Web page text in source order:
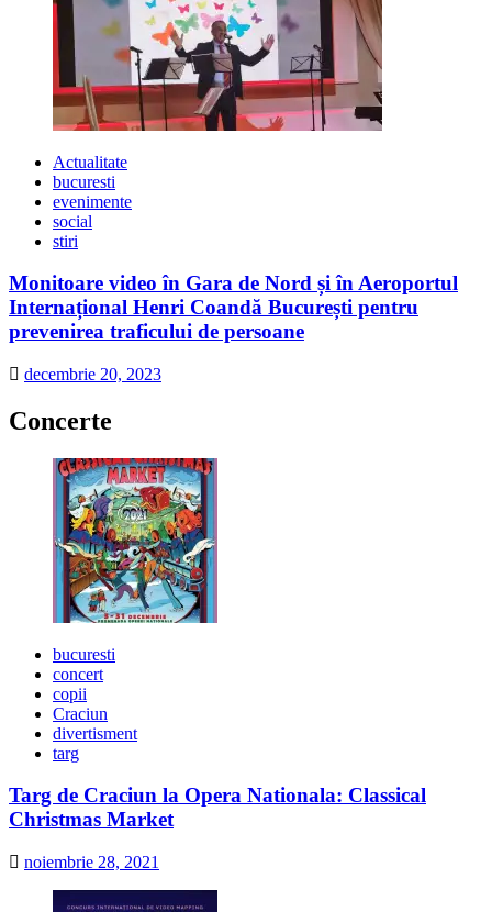
Actualitate
bucuresti
evenimente
social
stiri
Monitoare video în Gara de Nord și în Aeroportul
Internațional Henri Coandă București pentru
prevenirea traficului de persoane
decembrie 20, 2023
Concerte
bucuresti
concert
copii
Craciun
divertisment
targ
Targ de Craciun la Opera Nationala: Classical
Christmas Market
noiembrie 28, 2021